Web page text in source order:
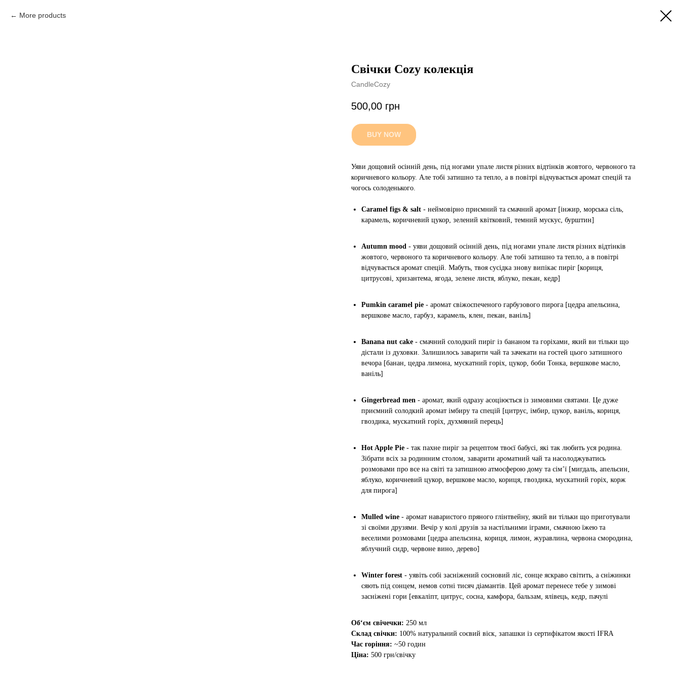
More products
Свічки Cozy колекція
CandleCozy
500,00 грн
BUY NOW
Уяви дощовий осінній день, під ногами упале листя різних відтінків жовтого, червоного та
коричневого кольору. Але тобі затишно та тепло, а в повітрі відчувається аромат спецій та
чогось солоденького.
Caramel figs & salt - неймовірно приємний та смачний аромат [інжир, морська сіль,
карамель, коричневий цукор, зелений квітковий, темний мускус, бурштин]
Autumn mood - уяви дощовий осінній день, під ногами упале листя різних відтінків
жовтого, червоного та коричневого кольору. Але тобі затишно та тепло, а в повітрі
відчувається аромат спецій. Мабуть, твоя сусідка знову випікає пиріг [кориця,
цитрусові, хризантема, ягода, зелене листя, яблуко, пекан, кедр]
Pumkin caramel pie - аромат свіжоспеченого гарбузового пирога [цедра апельсина,
вершкове масло, гарбуз, карамель, клен, пекан, ваніль]
Banana nut cake - смачний солодкий пиріг із бананом та горіхами, який ви тільки що
дістали із духовки. Залишилось заварити чай та зачекати на гостей цього затишного
вечора [банан, цедра лимона, мускатний горіх, цукор, боби Тонка, вершкове масло,
ваніль]
Gingerbread men - аромат, який одразу асоціюється із зимовими святами. Це дуже
приємний солодкий аромат імбиру та спецій [цитрус, імбир, цукор, ваніль, кориця,
гвоздика, мускатний горіх, духмяний перець]
Hot Apple Pie - так пахне пиріг за рецептом твоєї бабусі, які так любить уся родина.
Зібрати всіх за родинним столом, заварити ароматний чай та насолоджуватись
розмовами про все на світі та затишною атмосферою дому та сімʼї [мигдаль, апельсин,
яблуко, коричневий цукор, вершкове масло, кориця, гвоздика, мускатний горіх, корж
для пирога]
Mulled wine - аромат наваристого пряного глінтвейну, який ви тільки що приготували
зі своїми друзями. Вечір у колі друзів за настільними іграми, смачною їжею та
веселими розмовами [цедра апельсина, кориця, лимон, журавлина, червона смородина,
яблучний сидр, червоне вино, дерево]
Winter forest - уявіть собі засніжений сосновий ліс, сонце яскраво світить, а сніжинки
сяють під сонцем, немов сотні тисяч діамантів. Цей аромат перенесе тебе у зимові
засніжені гори [евкаліпт, цитрус, сосна, камфора, бальзам, ялівець, кедр, пачулі
Об‘єм свічечки: 250 мл
Склад свічки: 100% натуральний соєвий віск, запашки із сертифікатом якості IFRA
Час горіння: ~50 годин
Ціна: 500 грн/свічку